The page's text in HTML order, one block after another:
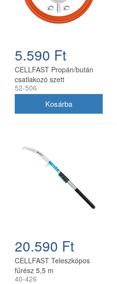
5.590 Ft
CELLFAST Propán/bután
csatlakozó szett
nyomásmérővel
52-506
20.590 Ft
CELLFAST Teleszkópos
fűrész 5,5 m
40-426